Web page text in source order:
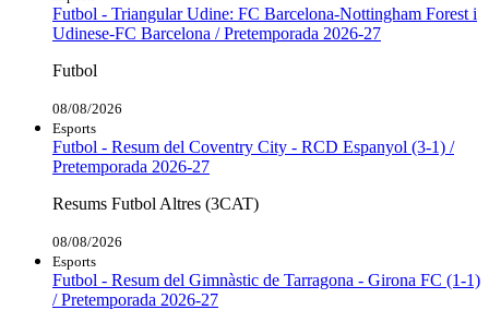
Futbol - Triangular Udine: FC Barcelona-Nottingham Forest i
Udinese-FC Barcelona / Pretemporada 2026-27
Futbol
08/08/2026
Esports
Futbol - Resum del Coventry City - RCD Espanyol (3-1) /
Pretemporada 2026-27
Resums Futbol Altres (3CAT)
08/08/2026
Esports
Futbol - Resum del Gimnàstic de Tarragona - Girona FC (1-1)
/ Pretemporada 2026-27